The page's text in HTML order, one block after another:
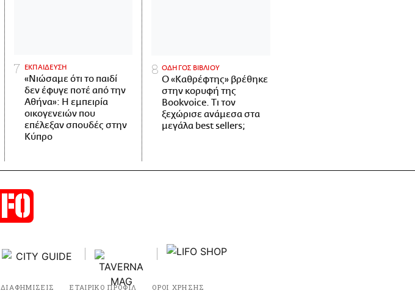
ΕΚΠΑΙΔΕΥΣΗ
«Νιώσαμε ότι το παιδί
δεν έφυγε ποτέ από την
Αθήνα»: Η εμπειρία
οικογενειών που
επέλεξαν σπουδές στην
Κύπρο
ΟΔΗΓΟΣ ΒΙΒΛΙΟΥ
Ο «Καθρέφτης» βρέθηκε
στην κορυφή της
Bookvoice. Τι τον
ξεχώρισε ανάμεσα στα
μεγάλα best sellers;
ΔΙΑΦΗΜΙΣΕΙΣ ΕΤΑΙΡΙΚΟ ΠΡΟΦΙΛ
ΟΡΟΙ ΧΡΗΣΗΣ